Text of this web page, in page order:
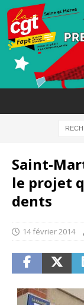
Saint-
le projet
dents
14 février 2014